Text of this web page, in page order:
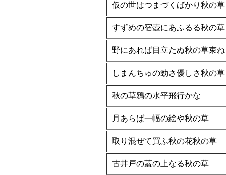
仮の世はつまづくばかり秋の草
すずめの宿壺にあふるる秋の草
野にあれば目立たぬ秋の草束ね
しまんちゅの勁さ優しさ秋の草
秋の草鴉の水平飛行かな
月あらば一幅の絵や秋の草
取り混ぜて買ふ秋の花秋の草
古井戸の蓋の上なる秋の草